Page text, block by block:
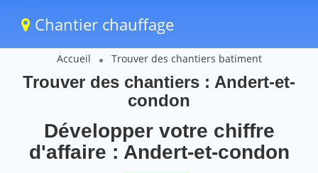
Chantier chauffage
Accueil Trouver des chantiers batiment
Trouver des chantiers : Andert-et-
condon
Développer votre chiffre
d'affaire : Andert-et-condon